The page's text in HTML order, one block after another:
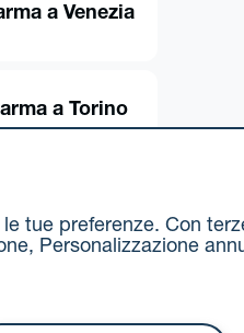
a Venezia
a Torino
tue preferenze. Con
Personalizzazione